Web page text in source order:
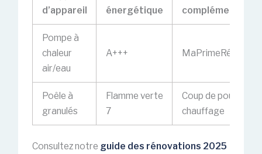
d’appareil
énergétique
complémentaire
Pompe à
chaleur
air/eau
A+++ MaPrimeRénov’
Poêle à
granulés
Flamme verte
7
Coup de pouce
chauffage
Consultez notre guide des rénovations 2025